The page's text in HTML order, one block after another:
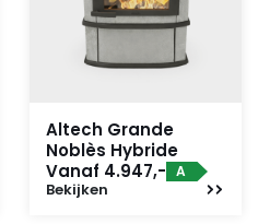
Altech Grande
Noblès Hybride
Vanaf 4.947,- A
Bekijken